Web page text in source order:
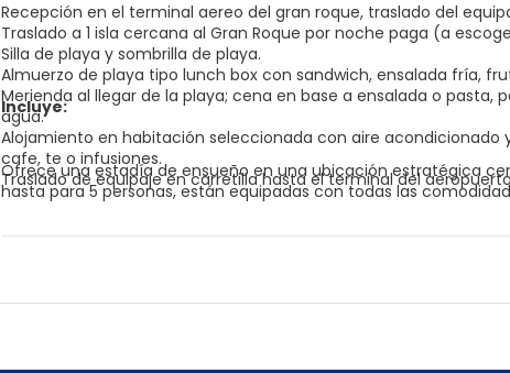
Ofrece una estadía de ensueño en una ubicación estratégica
hasta para 5 personas, están equipadas con todas las
Incluye:
Recepción en el terminal aereo del gran roque, traslado del
Traslado a 1 isla cercana al Gran Roque por noche paga (a
Silla de playa y sombrilla de playa.
Almuerzo de playa tipo lunch box con sandwich, ensalada fría,
Merienda al llegar de la playa; cena en base a ensalada o
agua.
Alojamiento en habitación seleccionada con aire
cafe, te o infusiones.
Traslado de equipaje en carretilla hasta el terminal del